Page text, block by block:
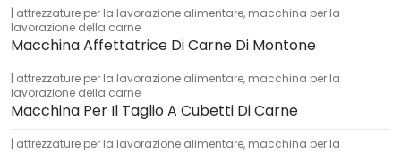
attrezzature per la lavorazione alimentare, macchina per la
lavorazione della carne
Macchina Affettatrice Di Carne Di Montone
attrezzature per la lavorazione alimentare, macchina per la
lavorazione della carne
Macchina Per Il Taglio A Cubetti Di Carne
attrezzature per la lavorazione alimentare, macchina per la